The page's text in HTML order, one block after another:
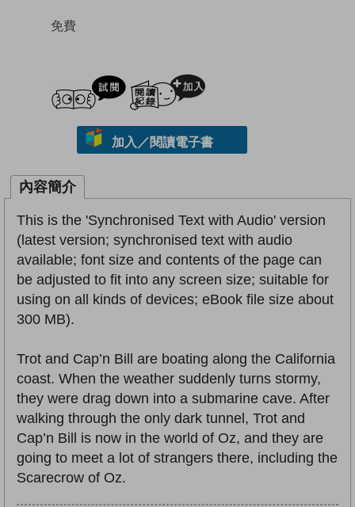
免費
試閲
加入／閱讀電子書
內容簡介
This is the 'Synchronised Text with Audio' version
(latest version; synchronised text with audio
available; font size and contents of the page can
be adjusted to fit into any screen size; suitable for
using on all kinds of devices; eBook file size about
300 MB).
Trot and Cap’n Bill are boating along the California
coast. When the weather suddenly turns stormy,
they were drag down into a submarine cave. After
walking through the only dark tunnel, Trot and
Cap’n Bill is now in the world of Oz, and they are
going to meet a lot of strangers there, including the
Scarecrow of Oz.